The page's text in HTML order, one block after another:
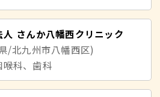
人 さんか八幡西クリニック
/北九州市八幡西区)
喉科、歯科